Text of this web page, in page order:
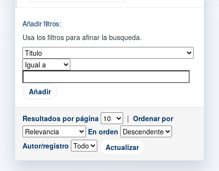
Añadir filtros:
Usa los filtros para afinar la busqueda.
Resultados por página | Ordenar por
En orden
Autor/registro